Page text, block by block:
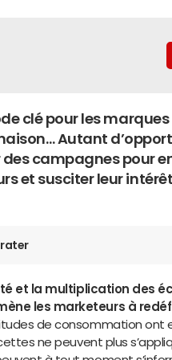
clé pour les
Autant
campagnes pour
et susciter leur
rater
et la multiplication des
les marketeurs à
de consommation ont
ne peuvent plus